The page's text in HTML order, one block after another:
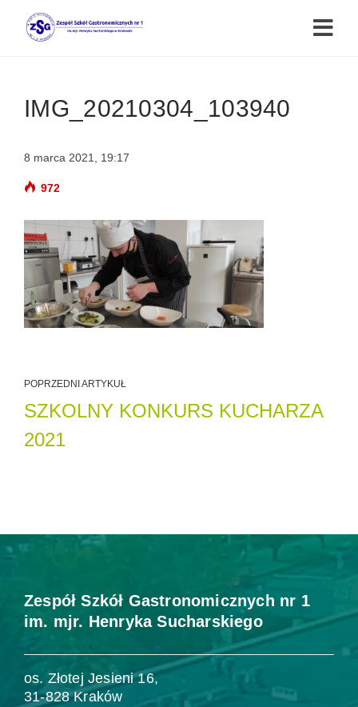
IMG_20210304_103940
8 marca 2021, 19:17
972
POPRZEDNI ARTYKUŁ
SZKOLNY KONKURS KUCHARZA
2021
Zespół Szkół Gastronomicznych nr 1
im. mjr. Henryka Sucharskiego
os. Złotej Jesieni 16,
31-828 Kraków